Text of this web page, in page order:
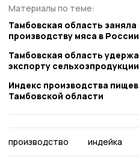
Материалы по теме:
Тамбовская область
производству мяса в России
Тамбовская область
экспорту
Индекс производства
Тамбовской области
производство индейка